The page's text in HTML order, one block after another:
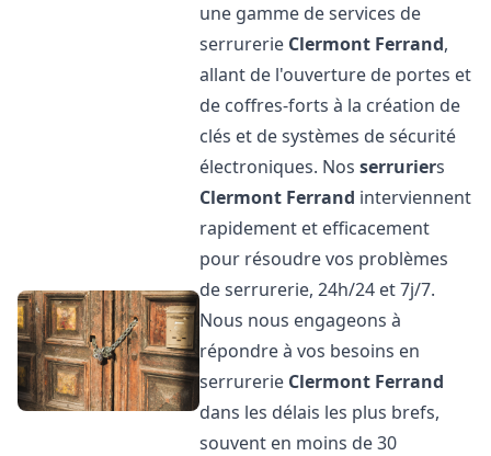
une gamme de services de
serrurerie Clermont Ferrand,
allant de l'ouverture de portes et
de coffres-forts à la création de
clés et de systèmes de sécurité
électroniques. Nosserruriers
Clermont Ferrand interviennent
rapidement et efficacement
pour résoudre vos problèmes
de serrurerie, 24h/24 et 7j/7.
Nous nous engageons à
répondre à vos besoins en
serrurerie Clermont Ferrand
dans les délais les plus brefs,
souvent en moins de 30